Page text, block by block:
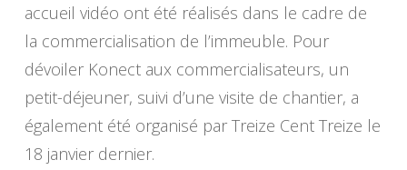
accueil vidéo ont été réalisés dans le cadre de
la commercialisation de l’immeuble. Pour
dévoiler Konect aux commercialisateurs, un
petit-déjeuner, suivi d’une visite de chantier, a
également été organisé par Treize Cent Treize le
18 janvier dernier.